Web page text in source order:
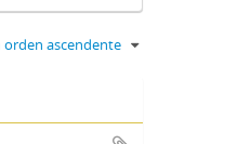
orden ascendente